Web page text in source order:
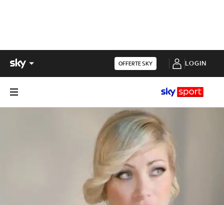
OFFERTE SKY LOGIN